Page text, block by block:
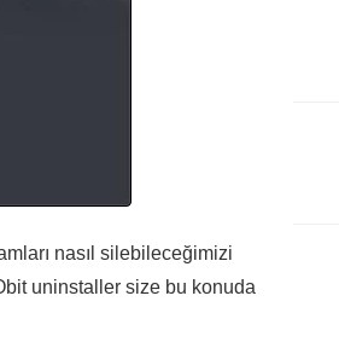
nasıl silebileceğimizi
uninstaller size bu konuda